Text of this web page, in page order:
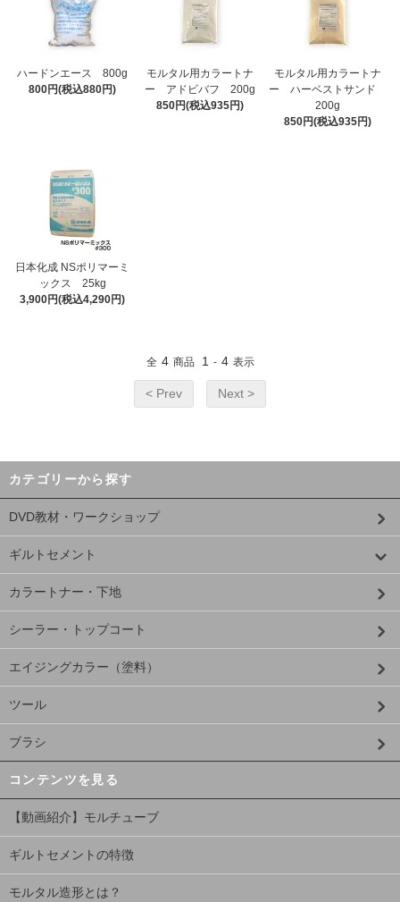
ハードンエース 800g
800円(税込880円)
モルタル用カラートナ
ー アドビバフ 200g
850円(税込935円)
モルタル用カラートナ
ー ハーベストサンド
200g
850円(税込935円)
日本化成 NSポリマーミ
ックス 25kg
3,900円(税込4,290円)
全 4 商品 1 - 4 表示
< Prev Next >
カテゴリーから探す
DVD教材・ワークショップ
ギルトセメント
カラートナー・下地
シーラー・トップコート
エイジングカラー（塗料）
ツール
ブラシ
コンテンツを見る
【動画紹介】モルチューブ
ギルトセメントの特徴
モルタル造形とは？